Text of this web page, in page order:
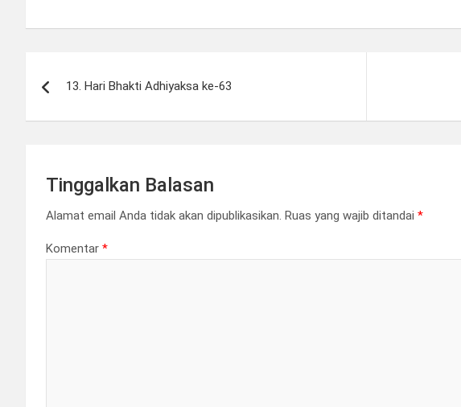
pos
13. Hari Bhakti Adhiyaksa ke-63
Tinggalkan Balasan
Alamat email Anda tidak akan dipublikasikan. Ruas yang wajib ditandai *
Komentar *